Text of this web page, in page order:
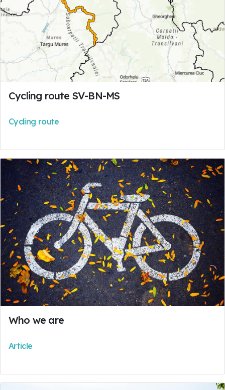
Cycling route SV-BN-MS
Cycling route
Who we are
Article